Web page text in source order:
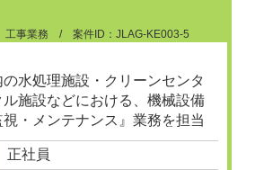
工事業務 / 案件ID：JLAG-KE003-5
水処理施設・クリーンセンタ
施設などにおける、機械設備
・メンテナンス』業務を担当
正社員